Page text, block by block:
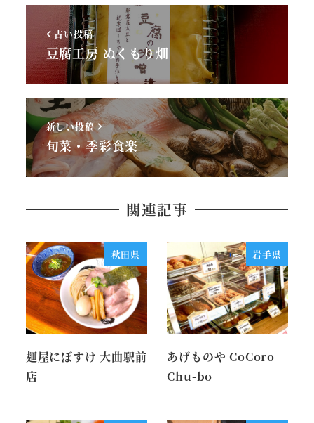
古い投稿
豆腐工房 ぬくもり畑
新しい投稿
旬菜・季彩食楽
関連記事
秋田県
麺屋にぼすけ 大曲駅前
店
岩手県
あげものや CoCoro
Chu-bo